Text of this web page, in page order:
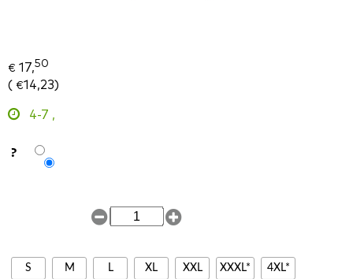
€ 17,50
( €14,23)
4-7 ,
?
S M L XL XXL XXXL* 4XL*